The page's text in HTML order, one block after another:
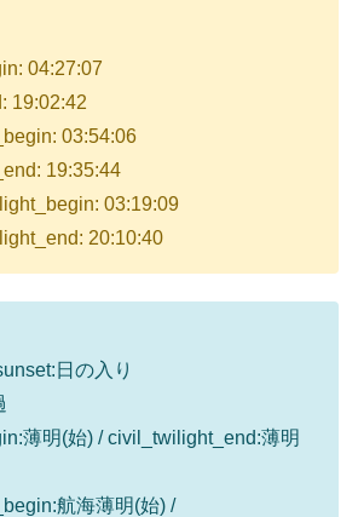
04:27:07
19:02:42
03:54:06
19:35:44
03:19:09
20:10:40
日の入り
薄明(始) / civil_twilight_end:薄明
航海薄明(始) /